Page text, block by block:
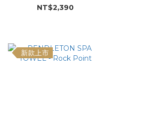
NT$2,390
新款上市